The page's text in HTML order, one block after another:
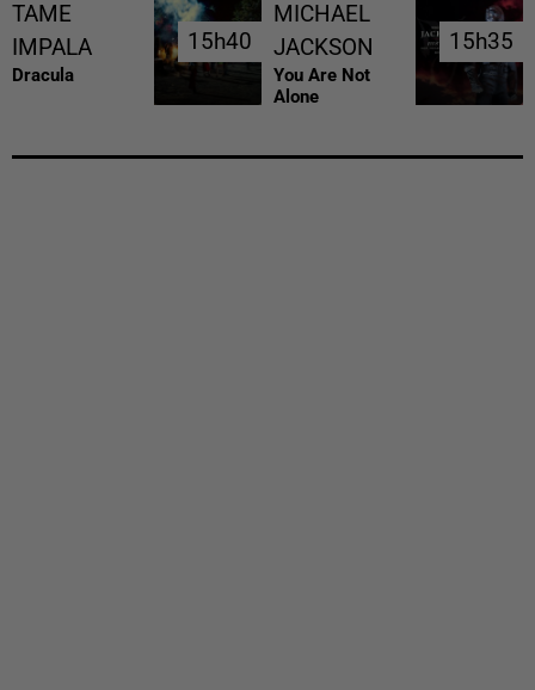
TAME
IMPALA
Dracula
15h40
15h40
MICHAEL
JACKSON
You Are Not
Alone
15h35
15h35